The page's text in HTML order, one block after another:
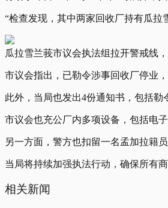
“检查发现，其中两家回收厂持有瓜
瓜拉雪兰莪市议会执法组拉开警戒线
市议会指出，已勒令涉事回收厂停业
此外，当局也发出4份通知书，包括
市议会也充公厂内多项设备，包括电
另一方面，警方也扣留一名孟加拉籍
当局将持续加强执法行动，确保所有
相关新闻